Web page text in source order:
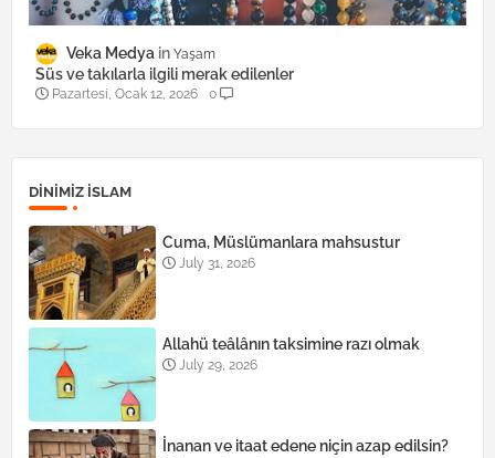
Veka Medya Yaşam
Süs ve takılarla ilgili merak edilenler
Pazartesi, Ocak 12, 2026 0
DINIMIZ ISLAM
Cuma, Müslümanlara mahsustur
July 31, 2026
Allahü teâlânın taksimine razı olmak
July 29, 2026
İnanan ve itaat edene niçin azap edilsin?